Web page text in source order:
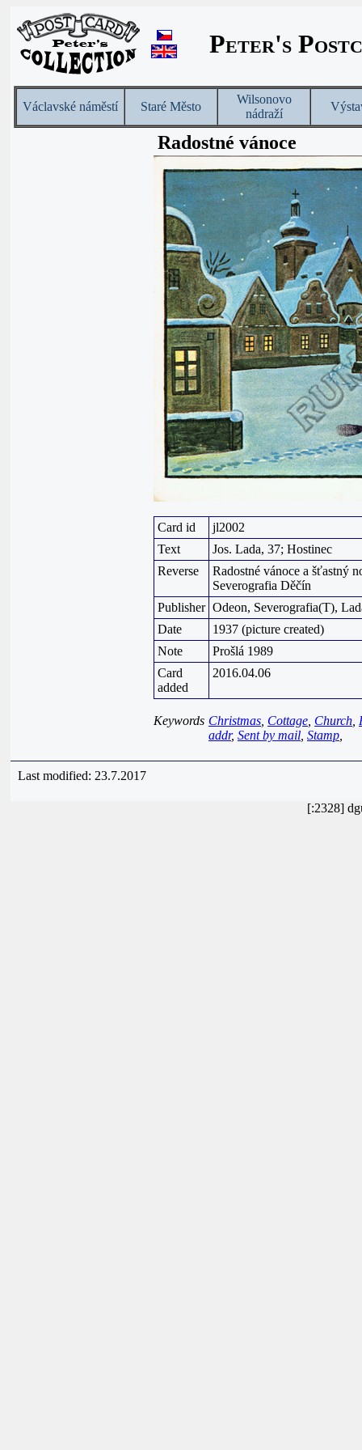
Peter's
Václavské náměstí Staré Město
Wilsonovo
nádraží
Radostné vánoce
Card id
jl2002
Text
Jos. Lada, 37; Hostinec
Reverse
Radostné vánoce a šťastný
Severografia Děčín
Publisher Odeon, Severografia(T),
Date
1937 (picture created)
Note
Prošlá 1989
Card
added
2016.04.06
Keywords Christmas Cottage Church
addr, Sent by mail Stamp
Last modified: 23.7.2017
[:2328]